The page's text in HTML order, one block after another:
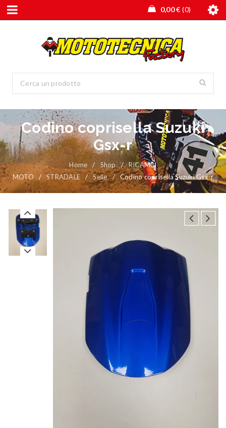
0,00€ 0
Codino coprisella Suzuki
Gsx-r
Home / Shop /
RICAMBI
MOTO
/ STRADALE / Selle / Codino coprisella Suzuki Gsx-r